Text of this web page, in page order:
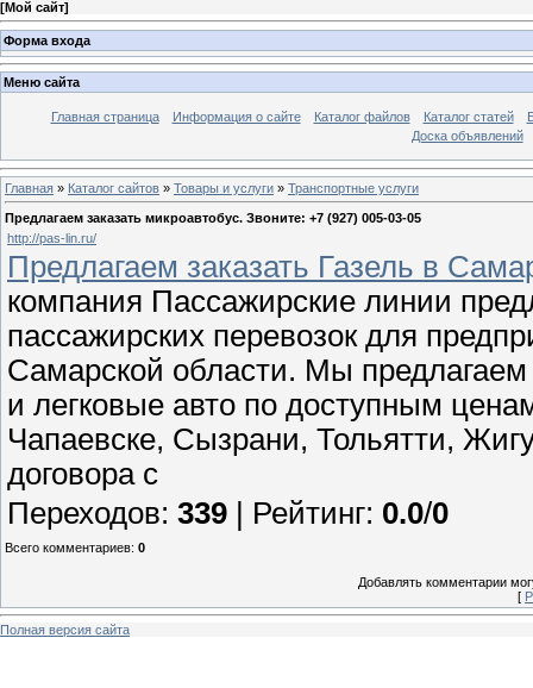
[Мой сайт]
Форма входа
Меню сайта
Главная страница Информация о сайте Каталог файлов Каталог статей
Доска объявлений
Главная » Каталог сайтов » Товары и услуги » Транспортные услуги
Предлагаем заказать микроавтобус. Звоните: +7 (927) 005-03-05
http://pas-lin.ru/
Предлагаем заказать Газель в
компания Пассажирские линии
пассажирских перевозок для
Самарской области. Мы предлагаем
и легковые авто по доступным
Чапаевске, Сызрани, Тольятти,
договора с
Переходов: 339 | Рейтинг: 0.0/0
Всего комментариев: 0
Добавлять комментарии
[
Полная версия сайта